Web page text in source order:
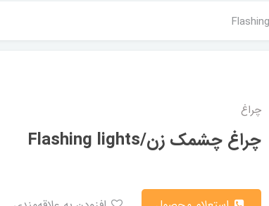
چراغ
چراغ چشمک زن/Flashing lights